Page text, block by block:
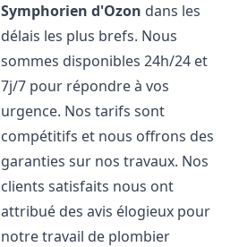
Symphorien d'Ozon dans les
délais les plus brefs. Nous
sommes disponibles 24h/24 et
7j/7 pour répondre à vos
urgence. Nos tarifs sont
compétitifs et nous offrons des
garanties sur nos travaux. Nos
clients satisfaits nous ont
attribué des avis élogieux pour
notre travail de plombier